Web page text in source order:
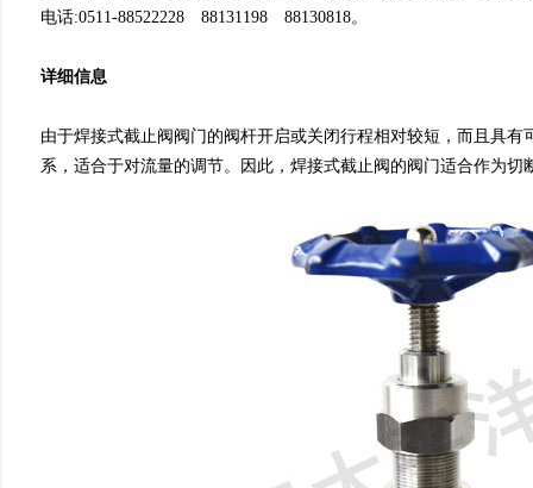
电话:0511-88522228 88131198 88130818。
详细信息
由于焊接式截止阀阀门的阀杆开启或关闭行程相对较短，而且具
系，适合于对流量的调节。因此，焊接式截止阀的阀门适合作为